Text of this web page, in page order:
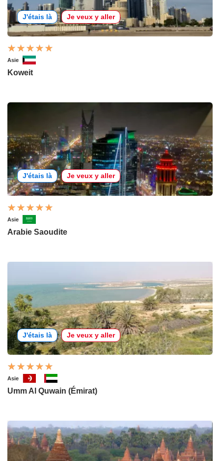
J'étais là Je veux y aller
Asie
Koweit
J'étais là Je veux y aller
Asie
Arabie Saoudite
J'étais là Je veux y aller
Asie
Umm Al Quwain (Émirat)